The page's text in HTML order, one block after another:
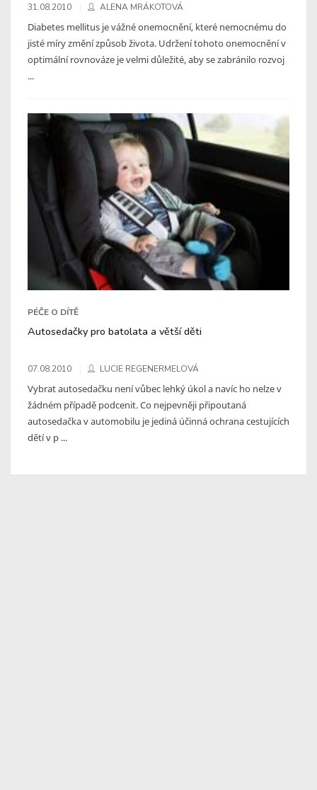
31.08.2010 ALENA MRÁKOTOVÁ
Diabetes mellitus je vážné onemocnění, které nemocnému do
jisté míry změní způsob života. Udržení tohoto onemocnění v
optimální rovnováze je velmi důležité, aby se zabránilo rozvoj
...
PÉČE O DÍTĚ
Autosedačky pro batolata a větší děti
07.08.2010 LUCIE REGENERMELOVÁ
Vybrat autosedačku není vůbec lehký úkol a navíc ho nelze v
žádném případě podcenit. Co nejpevněji připoutaná
autosedačka v automobilu je jediná účinná ochrana cestujících
dětí v p ...